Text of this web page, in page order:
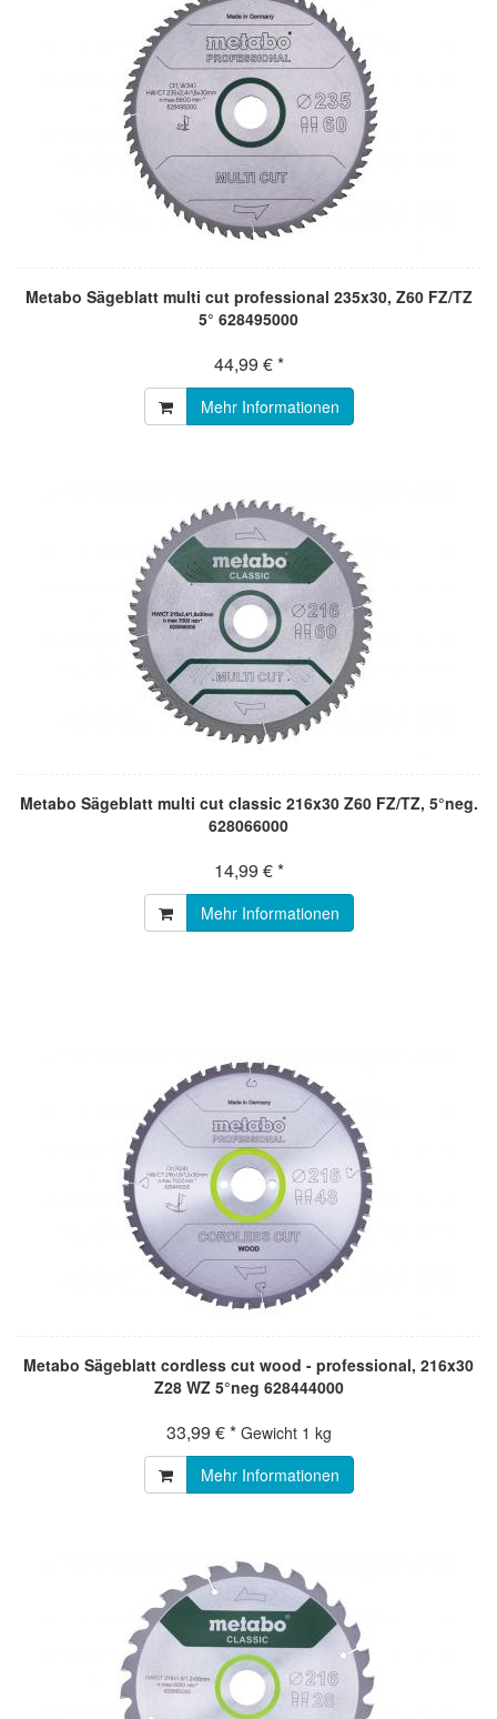
Metabo Sägeblatt multi cut professional 235x30, Z60 FZ/TZ
5° 628495000
44,99 € *
Mehr Informationen
Metabo Sägeblatt multi cut classic 216x30 Z60 FZ/TZ, 5°neg.
628066000
14,99 € *
Mehr Informationen
Metabo Sägeblatt cordless cut wood - professional, 216x30
Z28 WZ 5°neg 628444000
33,99 € * Gewicht 1 kg
Mehr Informationen